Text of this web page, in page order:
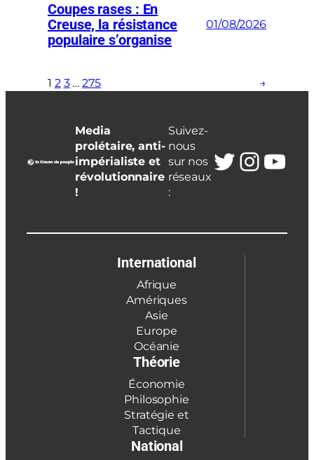
Coupes rases : En
Creuse, la résistance
populaire s’organise
01/08/2026
1 2 3 … 275 →
Media
prolétaire, anti-
impérialiste et
révolutionnaire
!
Suivez-
nous
sur nos
réseaux
:
Twitter
International
Afrique
Amériques
Asie
Europe
Océanie
Théorie
Économie
Philosophie
Stratégie et
Tactique
National